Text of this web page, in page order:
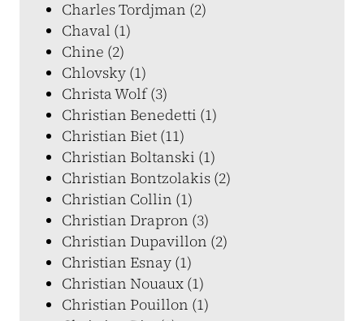
Charles Tordjman (2)
Chaval (1)
Chine (2)
Chlovsky (1)
Christa Wolf (3)
Christian Benedetti (1)
Christian Biet (11)
Christian Boltanski (1)
Christian Bontzolakis (2)
Christian Collin (1)
Christian Drapron (3)
Christian Dupavillon (2)
Christian Esnay (1)
Christian Nouaux (1)
Christian Pouillon (1)